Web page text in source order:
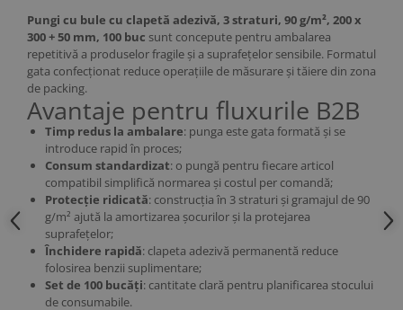
Pungi cu bule cu clapetă adezivă, 3 straturi, 90 g/m², 200 x
300 + 50 mm, 100 buc sunt concepute pentru ambalarea
repetitivă a produselor fragile și a suprafețelor sensibile. Formatul
gata confecționat reduce operațiile de măsurare și tăiere din zona
de packing.
Avantaje pentru fluxurile B2B
Timp redus la ambalare: punga este gata formată și se
introduce rapid în proces;
Consum standardizat: o pungă pentru fiecare articol
compatibil simplifică normarea și costul per comandă;
Protecție ridicată: construcția în 3 straturi și gramajul de 90
g/m² ajută la amortizarea șocurilor și la protejarea
suprafețelor;
Închidere rapidă: clapeta adezivă permanentă reduce
folosirea benzii suplimentare;
Set de 100 bucăți: cantitate clară pentru planificarea stocului
de consumabile.